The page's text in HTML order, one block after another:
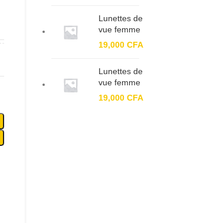
Lunettes de
vue femme
BF 91324
19,000CFA
Lunettes de
vue femme
BF 7703 C1
19,000CFA